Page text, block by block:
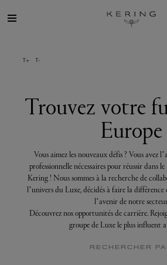
votre
futur
DÉV. DURABLE
FINANCE
PRESSE
Trouvez votre
Europe
Vous aimez les nouveaux défis ? Vous avez
professionnelle nécessaires pour réussir dans
Kering ! Nous sommes à la recherche de
l’univers du Luxe, décidés à faire la
l’avenir de notre
Découvrez nos opportunités de carrière.
groupe de Luxe le plus influent
RECHERCHER